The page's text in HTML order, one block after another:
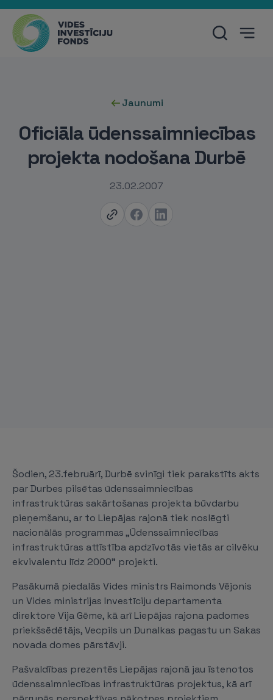
Jaunumi
Oficiāla ūdenssaimniecības
projekta nodošana Durbē
23.02.2007
Šodien, 23.februārī, Durbē svinīgi tiek parakstīts akts
par Durbes pilsētas ūdenssaimniecības
infrastruktūras sakārtošanas projekta būvdarbu
pieņemšanu, ar to Liepājas rajonā tiek noslēgti
nacionālās programmas „Ūdenssaimniecības
infrastruktūras attīstība apdzīvotās vietās ar cilvēku
ekvivalentu līdz 2000” projekti.
Pasākumā piedalās Vides ministrs Raimonds Vējonis
un Vides ministrijas Investīciju departamenta
direktore Vija Gēme, kā arī Liepājas rajona padomes
priekšsēdētājs, Vecpils un Dunalkas pagastu un Sakas
novada domes pārstāvji.
Pašvaldības prezentēs Liepājas rajonā jau īstenotos
ūdenssaimniecības infrastruktūras projektus, kā arī